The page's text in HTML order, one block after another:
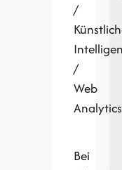
/
/
Web
Analytics
Bei